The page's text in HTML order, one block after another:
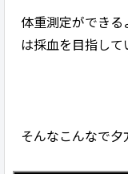
体重測定ができ
は採血を目指して
そんなこんなで